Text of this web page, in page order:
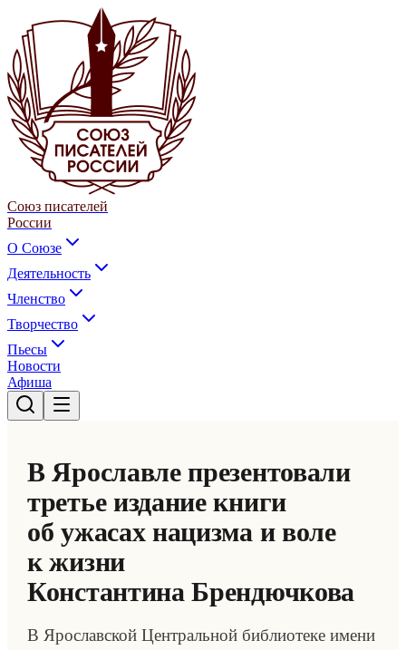
Союз писателей
России
О Союзе
Деятельность
Членство
Творчество
Пьесы
Новости
Афиша
В Ярославле презентовали
третье издание книги
об ужасах нацизма и воле
к жизни
Константина Брендючкова
В Ярославской Центральной библиотеке имени